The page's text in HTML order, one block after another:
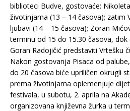
biblioteci Budve, gostovaće:
životinjama (13 – 14 časova); zatim
ljubavi (14 – 15 časova); Zoran
terminu od 15 do 15.30 časova,
Goran Radojičić predstaviti Vrtešku
Nakon gostovanja Pisaca od
do 20 časova biće upriličen okrugli
prema životinjama oplemenjuje
festivala, u subotu, 2. aprila na
organizovana književna žurka u